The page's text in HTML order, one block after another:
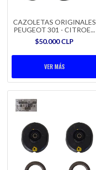
CAZOLETAS ORIGINALES
PEUGEOT 301 - CITROE...
$50.000 CLP
VER MÁS